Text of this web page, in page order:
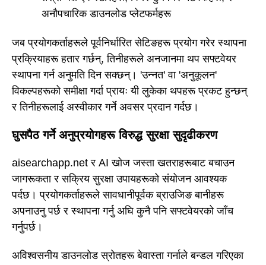
अनौपचारिक डाउनलोड प्लेटफर्महरू
जब प्रयोगकर्ताहरूले पूर्वनिर्धारित सेटिङहरू प्रयोग गरेर स्थापना
प्रक्रियाहरू हतार गर्छन्, तिनीहरूले अनजानमा थप सफ्टवेयर
स्थापना गर्न अनुमति दिन सक्छन्। 'उन्नत' वा 'अनुकूलन'
विकल्पहरूको समीक्षा गर्दा प्रायः यी लुकेका थपहरू प्रकट हुन्छन्
र तिनीहरूलाई अस्वीकार गर्ने अवसर प्रदान गर्दछ।
घुसपैठ गर्ने अनुप्रयोगहरू विरुद्ध सुरक्षा सुदृढीकरण
aisearchapp.net र AI खोज जस्ता खतराहरूबाट बचाउन
जागरूकता र सक्रिय सुरक्षा उपायहरूको संयोजन आवश्यक
पर्दछ। प्रयोगकर्ताहरूले सावधानीपूर्वक ब्राउजिङ बानीहरू
अपनाउनु पर्छ र स्थापना गर्नु अघि कुनै पनि सफ्टवेयरको जाँच
गर्नुपर्छ।
अविश्वसनीय डाउनलोड स्रोतहरू बेवास्ता गर्नाले बन्डल गरिएका